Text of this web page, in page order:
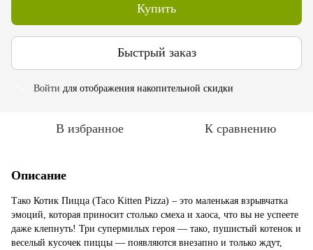
Купить
Быстрый заказ
Войти для отображения накопительной скидки
В избранное К сравнению
Описание
Тако Котик Пицца (Taco Kitten Pizza) – это маленькая взрывчатка
эмоций, которая приносит столько смеха и хаоса, что вы не успеете
даже клепнуть! Три супермилых героя — тако, пушистый котенок и
веселый кусочек пиццы — появляются внезапно и только ждут,